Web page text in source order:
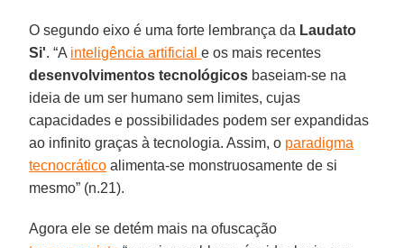
O segundo eixo é uma forte lembrança da Laudato
Si'. “A inteligência artificiale os mais recentes
desenvolvimentos tecnológicos baseiam-se na
ideia de um ser humano sem limites, cujas
capacidades e possibilidades podem ser expandidas
ao infinito graças à tecnologia. Assim, o paradigma
tecnocrático alimenta-se monstruosamente de si
mesmo” (n.21).
Agora ele se detém mais na ofuscação